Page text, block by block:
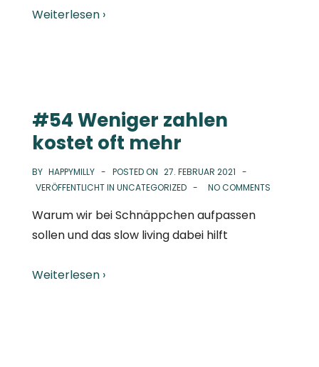
Weiterlesen ›
#54 Weniger zahlen
kostet oft mehr
BY HAPPYMILLY POSTED ON 27. FEBRUAR 2021
VERÖFFENTLICHT IN UNCATEGORIZED NO COMMENTS
Warum wir bei Schnäppchen aufpassen
sollen und das slow living dabei hilft
Weiterlesen ›